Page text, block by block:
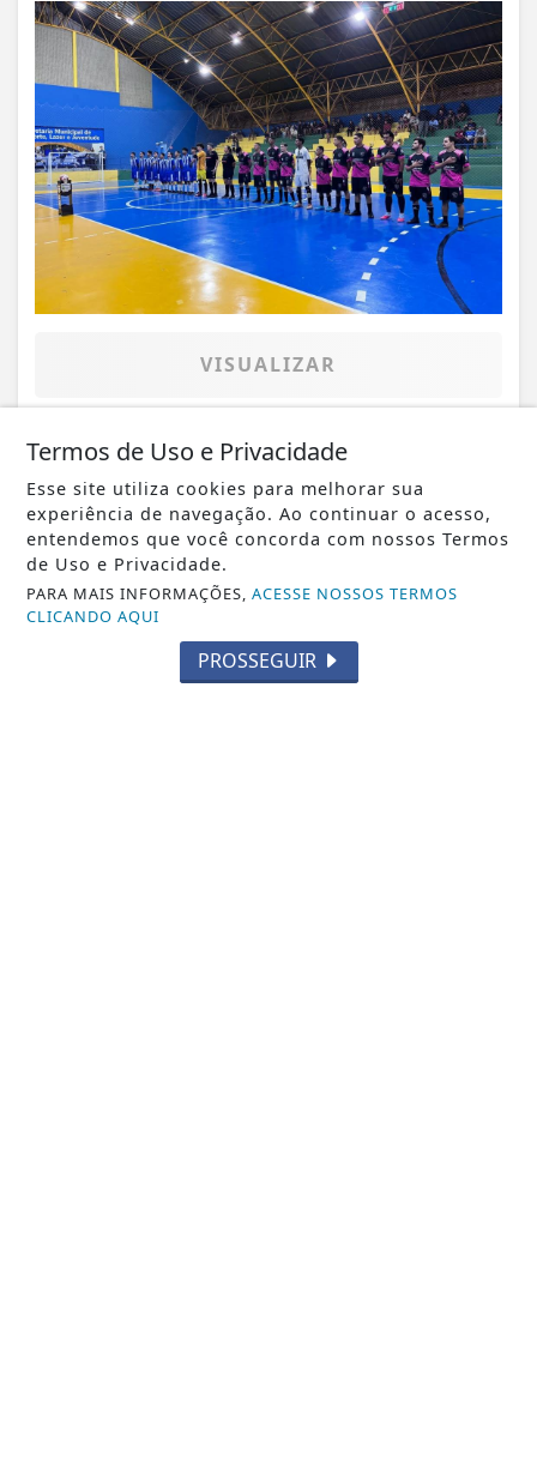
VISUALIZAR
SAÚDE - GOIÁS
DANIEL VILELA LIDERA NOVA ERA DA
SAÚDE EM GOIÁS COM ENTREGA DE
NOVO HGG
Termos de Uso e Privacidade
Esse site utiliza cookies para melhorar sua
experiência de navegação. Ao continuar o acesso,
entendemos que você concorda com nossos Termos
de Uso e Privacidade.
PARA MAIS INFORMAÇÕES,ACESSE NOSSOS TERMOS
CLICANDO AQUI
PROSSEGUIR